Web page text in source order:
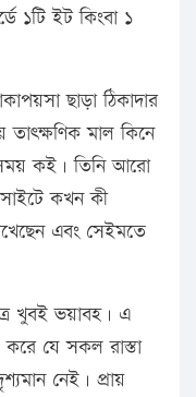
১টি ইট কিংবা ১
ছাড়া ঠিকাদার
মাল কিনে
সময় কই। তিনি আরো
কখন কী
এবং সেইমতে
খুবই ভয়াবহ। এ
যে সকল রাস্তা
নেই। প্রায়